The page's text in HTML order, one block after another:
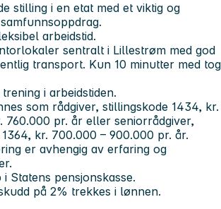
stilling i en etat med et viktig og
arbeidstid.
sentralt i Lillestrøm med god
transport. Kun 10 minutter med tog
i arbeidstiden.
som rådgiver, stillingskode 1434, kr.
760.000 pr. år eller seniorrådgiver,
kr. 700.000 – 900.000 pr. år.
er avhengig av erfaring og
i Statens pensjonskasse.
på 2% trekkes i lønnen.